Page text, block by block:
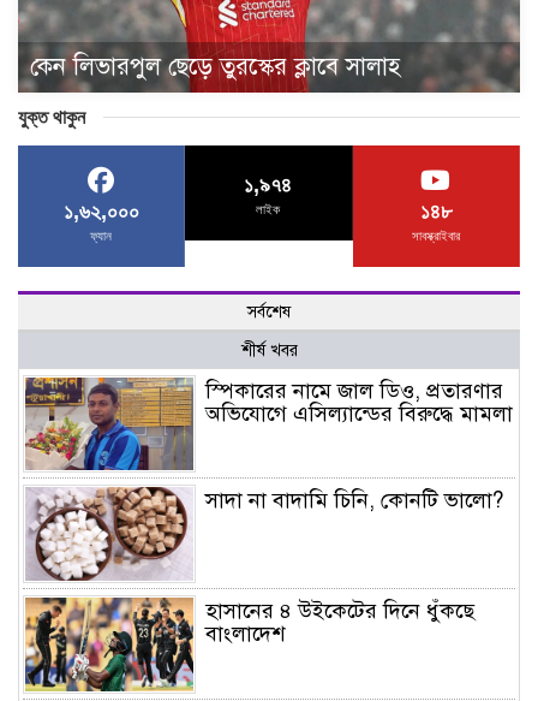
কেন লিভারপুল ছেড়ে তুরস্কের ক্লাবে সালাহ
যুক্ত থাকুন
১,৬২,০০০
ফ্যান
১,৯৭৪
লাইক ১৪৮
সাবস্ক্রাইবার
সর্বশেষ
শীর্ষ খবর
স্পিকারের নামে জাল ডিও, প্রতারণার
অভিযোগে এসিল্যান্ডের বিরুদ্ধে মামলা
সাদা না বাদামি চিনি, কোনটি ভালো?
হাসানের ৪ উইকেটের দিনে ধুঁকছে
বাংলাদেশ